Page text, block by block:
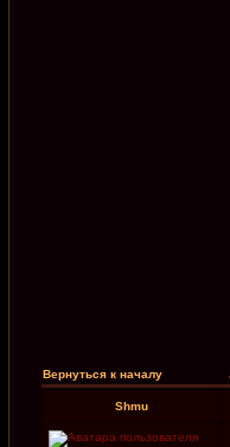
Вернуться к началу
Shmu